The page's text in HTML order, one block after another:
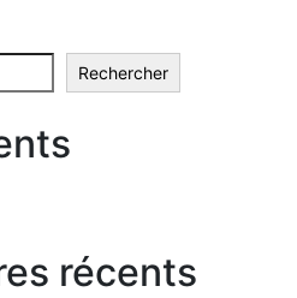
Rechercher
récents